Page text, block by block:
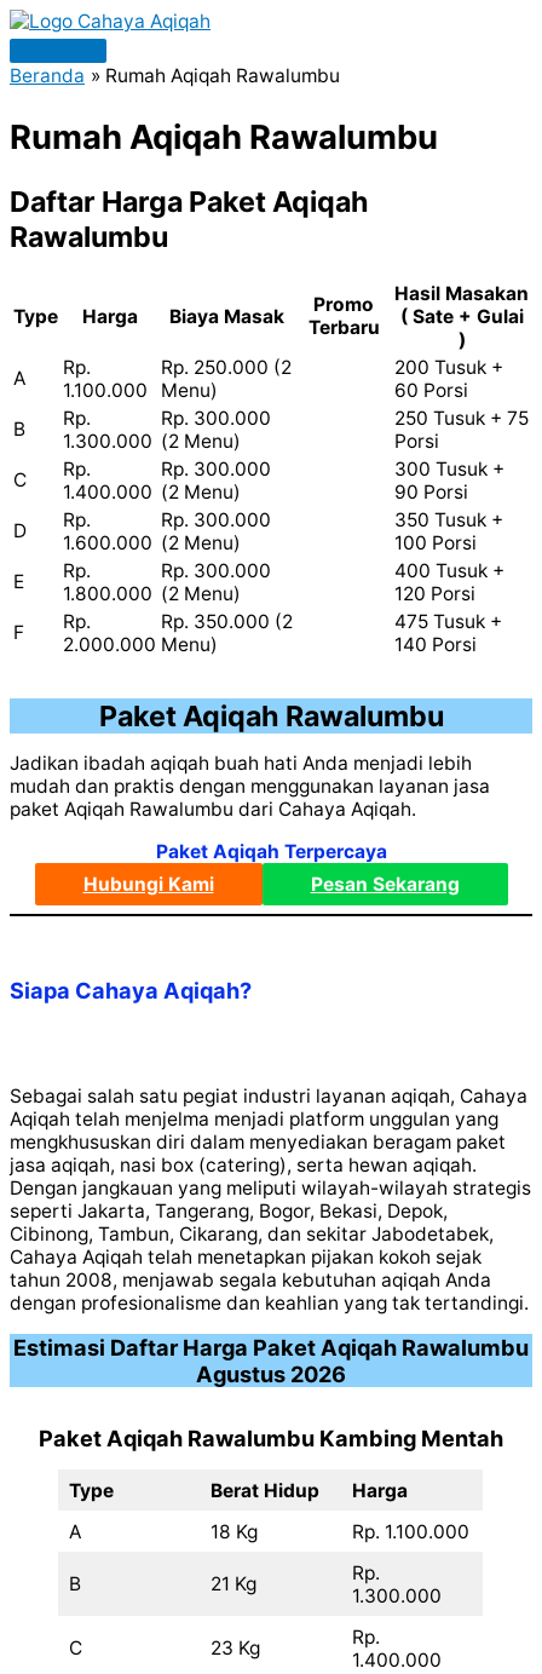
Lewati
ke
kontenMenu
Utama
Beranda Rumah Aqiqah Rawalumbu
Rumah Aqiqah Rawalumbu
Daftar Harga Paket Aqiqah
Rawalumbu
Type Harga Biaya Masak
Promo
Terbaru
Hasil Masakan
( Sate + Gulai
)
A
Rp.
1.100.000
Rp. 250.000 (2
Menu)
200 Tusuk +
60 Porsi
B
Rp.
1.300.000
Rp. 300.000
(2 Menu)
250 Tusuk + 75
Porsi
C
Rp.
1.400.000
Rp. 300.000
(2 Menu)
300 Tusuk +
90 Porsi
D
Rp.
1.600.000
Rp. 300.000
(2 Menu)
350 Tusuk +
100 Porsi
E
Rp.
1.800.000
Rp. 300.000
(2 Menu)
400 Tusuk +
120 Porsi
F
Rp.
2.000.000
Rp. 350.000 (2
Menu)
475 Tusuk +
140 Porsi
Paket Aqiqah Rawalumbu
Jadikan ibadah aqiqah buah hati Anda menjadi lebih
mudah dan praktis dengan menggunakan layanan jasa
paket Aqiqah Rawalumbu dari Cahaya Aqiqah.
Paket Aqiqah Terpercaya
Hubungi Kami
Pesan Sekarang
Siapa Cahaya Aqiqah?
Sebagai salah satu pegiat industri layanan aqiqah, Cahaya
Aqiqah telah menjelma menjadi platform unggulan yang
mengkhususkan diri dalam menyediakan beragam paket
jasa aqiqah, nasi box (catering), serta hewan aqiqah.
Dengan jangkauan yang meliputi wilayah-wilayah strategis
seperti Jakarta, Tangerang, Bogor, Bekasi, Depok,
Cibinong, Tambun, Cikarang, dan sekitar Jabodetabek,
Cahaya Aqiqah telah menetapkan pijakan kokoh sejak
tahun 2008, menjawab segala kebutuhan aqiqah Anda
dengan profesionalisme dan keahlian yang tak tertandingi.
Estimasi Daftar Harga Paket Aqiqah Rawalumbu
Agustus 2026
Paket Aqiqah Rawalumbu Kambing Mentah
Type Berat Hidup
Harga
A
18 Kg Rp. 1.100.000
B 21 Kg
Rp.
1.300.000
C 23 Kg
Rp.
1.400.000